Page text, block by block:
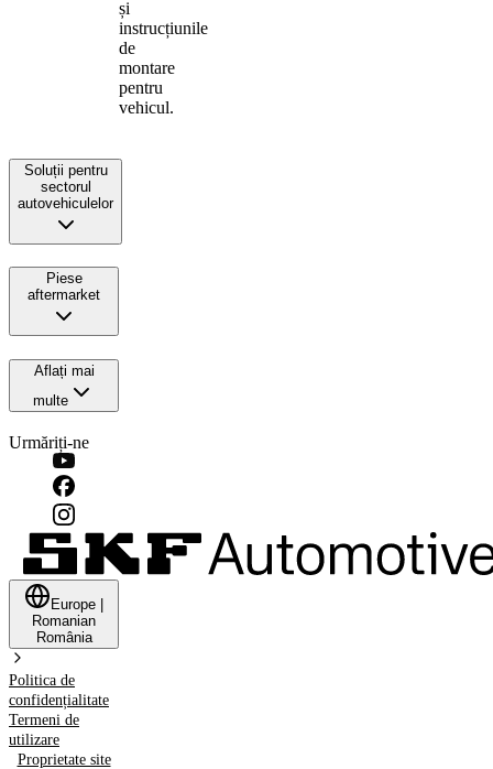
și
instrucțiunile
de
montare
pentru
vehicul.
Soluții pentru
sectorul
autovehiculelor
Piese
aftermarket
Aflați mai
multe
Urmăriți-ne
Europe
Romanian
România
Politica de
confidențialitate
Termeni de
utilizare
Proprietate site